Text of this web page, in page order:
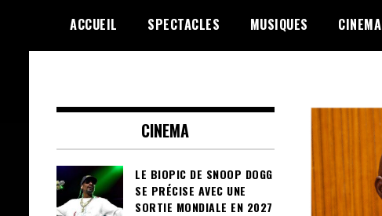
content
ACCUEIL SPECTACLES MUSIQUES CINEMA
sunuculture
CINEMA
LE BIOPIC DE SNOOP DOGG
SE PRÉCISE AVEC UNE
SORTIE MONDIALE EN 2027